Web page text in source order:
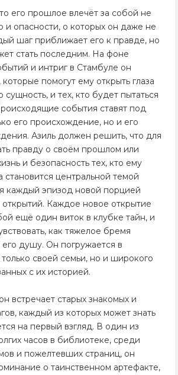
его прошлое влечёт за собой не
и опасности, о которых он даже не
шаг приближает его к правде, но
стать последним. На фоне
и интриг в Стамбуле он
помогут ему открыть глаза
и тех, кто будет пытаться
события ставят под
его происхождение, но и его
Азиль должен решить, что для
правду о своём прошлом или
и безопасность тех, кто ему
становится центральной темой
каждый эпизод новой порцией
Каждое новое открытие
ещё один виток в клубке тайн, и
как тяжелое бремя
его душу. Он погружается в
своей семьи, но и широкого
с их историей.
встречает старых знакомых и
каждый из которых может знать
на первый взгляд. В один из
часов в библиотеке, среди
и пожелтевших страниц, он
о таинственном артефакте,